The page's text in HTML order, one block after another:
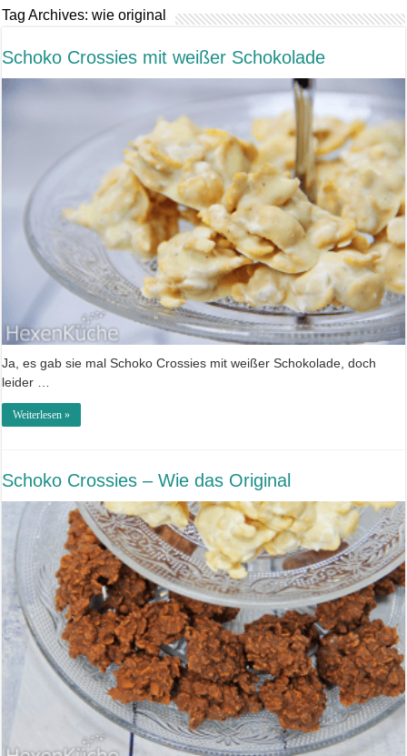
Tag Archives:wie original
Schoko Crossies mit weißer Schokolade
Ja, es gab sie mal Schoko Crossies mit weißer Schokolade, doch
leider …
Weiterlesen »
Schoko Crossies – Wie das Original